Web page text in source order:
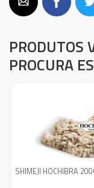
PRODUTOS
PROCURA
SHIMEJI HOCHIBRA